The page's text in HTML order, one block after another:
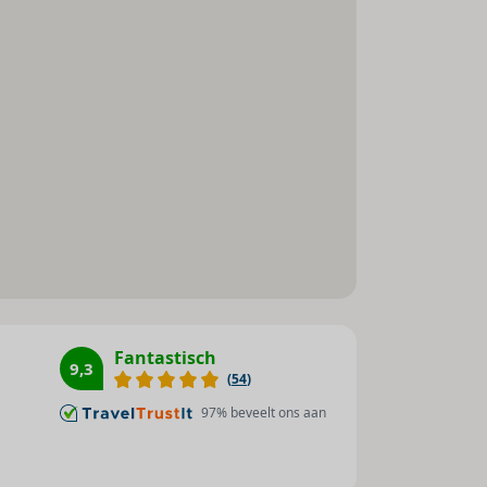
9,3 Fantastisch
(54)
97% beveelt ons aan